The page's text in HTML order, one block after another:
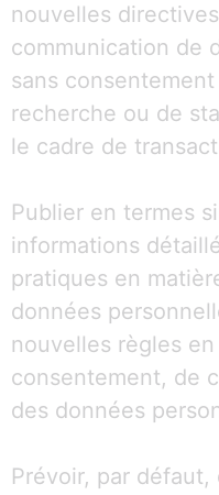
nouvelles
communication de
sans
recherche ou de
le cadre de
Publier en termes
informations
pratiques en
données
nouvelles règles
consentement, de
des données
Prévoir, par défaut,